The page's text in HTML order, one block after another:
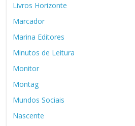
Livros Horizonte
Marcador
Marina Editores
Minutos de Leitura
Monitor
Montag
Mundos Sociais
Nascente